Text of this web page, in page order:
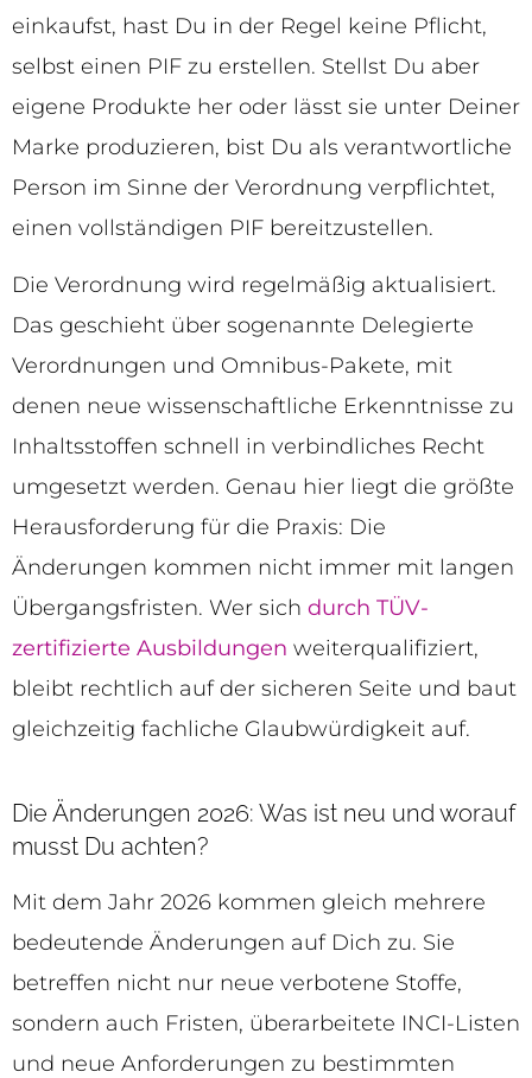
einkaufst, hast Du in der Regel keine Pflicht,
selbst einen PIF zu erstellen. Stellst Du aber
eigene Produkte her oder lässt sie unter Deiner
Marke produzieren, bist Du als verantwortliche
Person im Sinne der Verordnung verpflichtet,
einen vollständigen PIF bereitzustellen.
Die Verordnung wird regelmäßig aktualisiert.
Das geschieht über sogenannte Delegierte
Verordnungen und Omnibus-Pakete, mit
denen neue wissenschaftliche Erkenntnisse zu
Inhaltsstoffen schnell in verbindliches Recht
umgesetzt werden. Genau hier liegt die größte
Herausforderung für die Praxis: Die
Änderungen kommen nicht immer mit langen
Übergangsfristen. Wer sich durch TÜV-
zertifizierte Ausbildungen weiterqualifiziert,
bleibt rechtlich auf der sicheren Seite und baut
gleichzeitig fachliche Glaubwürdigkeit auf.
Die Änderungen 2026: Was ist neu und worauf
musst Du achten?
Mit dem Jahr 2026 kommen gleich mehrere
bedeutende Änderungen auf Dich zu. Sie
betreffen nicht nur neue verbotene Stoffe,
sondern auch Fristen, überarbeitete INCI-Listen
und neue Anforderungen zu bestimmten